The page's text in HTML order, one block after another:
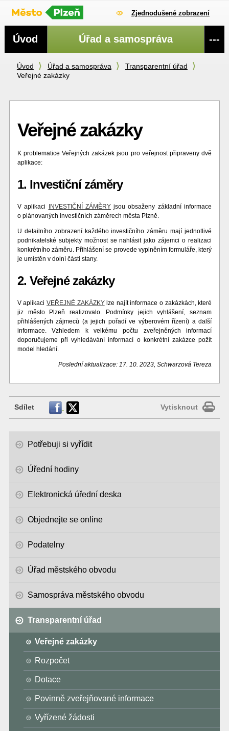
Zjednodušené zobrazení
Úvod Úřad a samospráva
Transparentní úřad
Veřejné zakázky
Veřejné zakázky
K problematice Veřejných zakázek jsou pro veřejnost připraveny dvě
aplikace:
1. Investiční záměry
V aplikaci INVESTIČNÍ ZÁMĚRYjsou obsaženy základní informace
o plánovaných investičních záměrech města Plzně.
U detailního zobrazení každého investičního záměru mají jednotlivé
podnikatelské subjekty možnost se nahlásit jako zájemci o realizaci
konkrétního záměru. Přihlášení se provede vyplněním formuláře, který
je umístěn v dolní části stany.
2. Veřejné zakázky
V aplikaciVEŘEJNÉ ZAKÁZKYlze najít informace o zakázkách, které
jiz město Plzeň realizovalo. Podmínky jejich vyhlášení, seznam
přihlášených zájmeců (a jejich pořadí ve výberovém řízení) a další
informace. Vzhledem k velkému počtu zveřejněných informací
doporučujeme při vyhledávání informací o konkrétní zakázce požít
model hledání.
Poslední aktualizace: 17. 10. 2023, Schwarzová Tereza
Sdílet Vytisknout
Potřebuji si vyřídit
Úřední hodiny
Elektronická úřední deska
Objednejte se online
Podatelny
Úřad městského obvodu
Samospráva městského obvodu
Transparentní úřad
Veřejné zakázky
Rozpočet
Dotace
Povinně zveřejňované informace
Vyřízené žádosti
Navigace
Úvod Úřad a samospráva ---